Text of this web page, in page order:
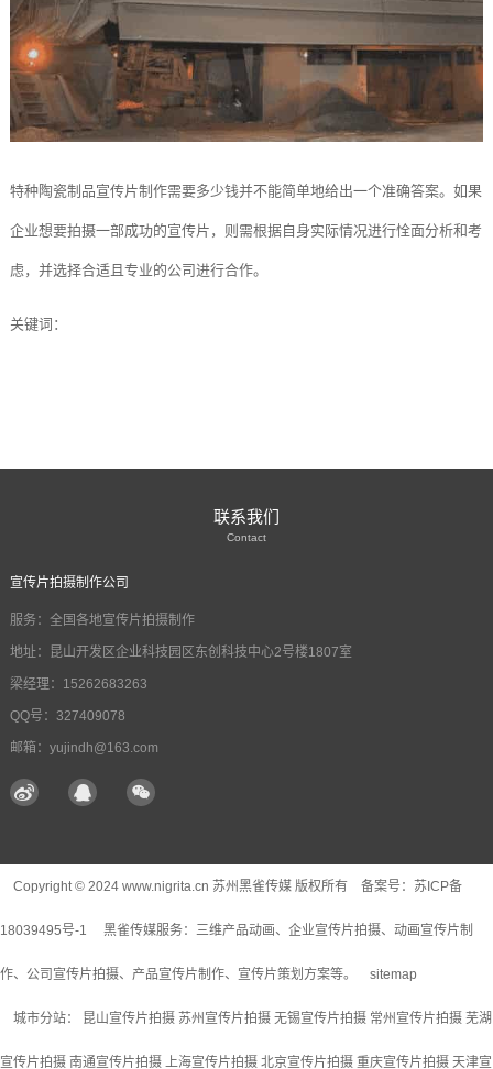
特种陶瓷制品宣传片制作需要多少钱并不能简单地给出一个准确答案。如果
企业想要拍摄一部成功的宣传片，则需根据自身实际情况进行恮面分析和考
虑，并选择合适且专业的公司进行合作。
关键词：
联系我们
Contact
宣传片拍摄制作公司
服务：全国各地宣传片拍摄制作
地址：昆山开发区企业科技园区东创科技中心2号楼1807室
梁经理：15262683263
QQ号：327409078
邮箱：yujindh@163.com
Copyright © 2024 www.nigrita.cn 苏州黑雀传媒 版权所有 备案号： 苏ICP备
18039495号-1 黑雀传媒服务： 三维产品动画、企业宣传片拍摄、动画宣传片制
作、公司宣传片拍摄、产品宣传片制作、宣传片策划方案等。 sitemap
城市分站： 昆山宣传片拍摄 苏州宣传片拍摄 无锡宣传片拍摄 常州宣传片拍摄 芜湖
宣传片拍摄 南通宣传片拍摄 上海宣传片拍摄 北京宣传片拍摄 重庆宣传片拍摄 天津宣